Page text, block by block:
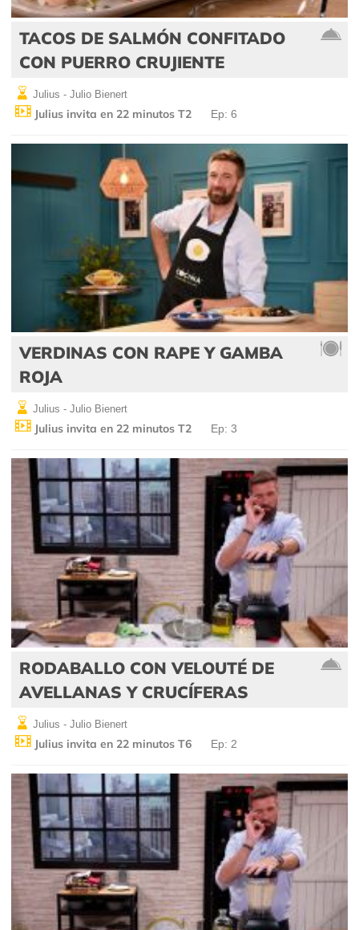
TACOS DE SALMÓN CONFITADO
CON PUERRO CRUJIENTE
Julius - Julio Bienert
Julius invita en 22 minutos T2 Ep: 6
VERDINAS CON RAPE Y GAMBA
ROJA
Julius - Julio Bienert
Julius invita en 22 minutos T2 Ep: 3
RODABALLO CON VELOUTÉ DE
AVELLANAS Y CRUCÍFERAS
Julius - Julio Bienert
Julius invita en 22 minutos T6 Ep: 2